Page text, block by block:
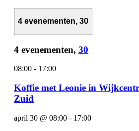
4 evenementen, 30
4 evenementen, 30
08:00 - 17:00
Koffie met Leonie in
Zuid
april 30 @ 08:00 - 17:00